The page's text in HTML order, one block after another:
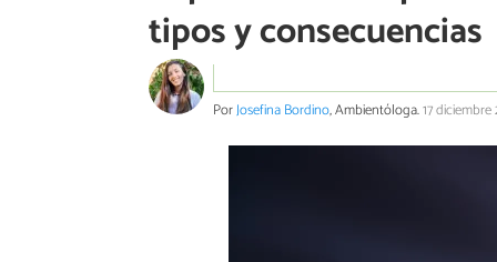
tipos y consecuencias
PorJosefina Bordino, Ambientóloga.17